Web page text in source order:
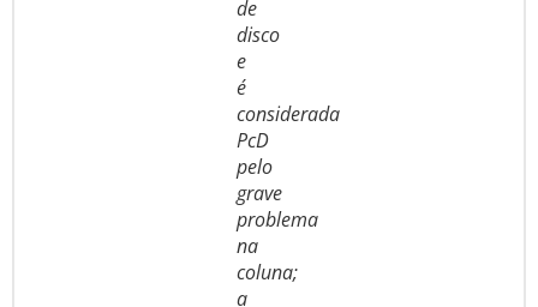
de
disco
e
é
considerada
PcD
pelo
grave
problema
na
coluna;
a